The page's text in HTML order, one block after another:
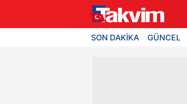
SON DAKİKA GÜNCEL